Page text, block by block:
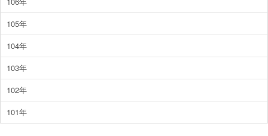
105年
104年
103年
102年
101年